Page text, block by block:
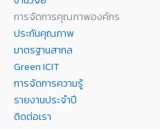
การจัดการคุณภาพองค์กร
ประกันคุณภาพ
มาตรฐานสากล
Green ICIT
การจัดการความรู้
รายงานประจำปี
ติดต่อเรา